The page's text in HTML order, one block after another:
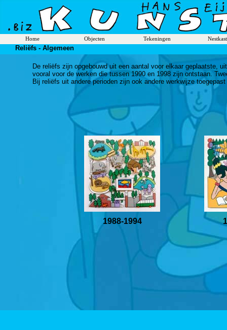
Home Objecten Tekeningen
Reliëfs - Algemeen
1988-1994
De reliëfs zijn opgebouwd uit een aantal voor elkaar geplaatste,
vooral voor de werken die tussen 1990 en 1998 zijn ontstaan.
Bij reliëfs uit andere perioden zijn ook andere werkwijze toegepast